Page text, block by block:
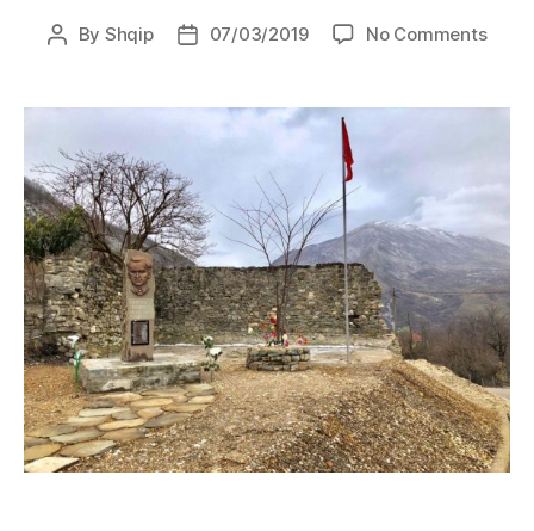
Post
By Shqip
Post07/03/2019 No Commentson